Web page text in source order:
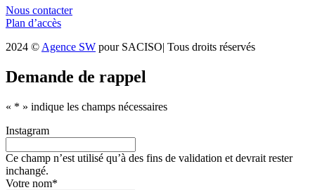
Nous contacter
Plan d’accès
2024 © Agence SW pour SACISO| Tous droits réservés
Demande de rappel
« * » indique les champs nécessaires
Instagram
Ce champ n’est utilisé qu’à des fins de validation et devrait rester
inchangé.
Votre nom*